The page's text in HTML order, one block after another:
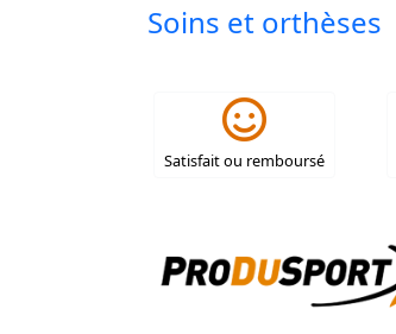
Soins et orthèses
Satisfait ou remboursé